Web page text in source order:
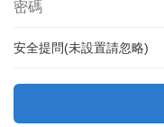
安全提問(未設置請忽略)